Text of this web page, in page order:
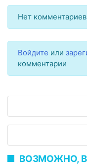
Нет
Войдите или
комментарии
ВОЗМОЖНО,